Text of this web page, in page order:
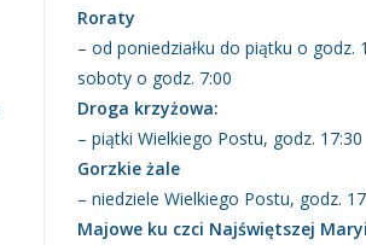
Roraty
– od poniedziałku do piątku o godz.
soboty o godz. 7:00
Droga krzyżowa:
– piątki Wielkiego Postu, godz. 17:30
Gorzkie żale
– niedziele Wielkiego Postu, godz.
Majowe ku czci Najświętszej